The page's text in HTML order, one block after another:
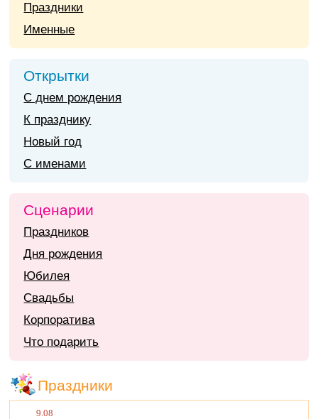
Праздники
Именные
Открытки
С днем рождения
К празднику
Новый год
С именами
Сценарии
Праздников
Дня рождения
Юбилея
Свадьбы
Корпоратива
Что подарить
Праздники
9.08